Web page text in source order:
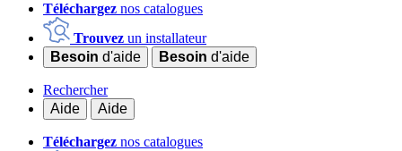
Téléchargez nos catalogues
Trouvez un installateur
Besoin d'aide Besoin d'aide
Rechercher
Aide
Aide
Téléchargez nos catalogues